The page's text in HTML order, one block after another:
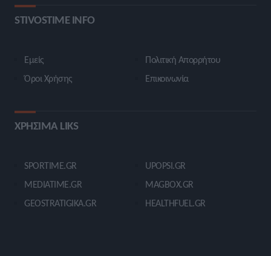
STIVOSTIME INFO
Εμείς
Όροι Χρήσης
Πολιτική Απορρήτου
Επικοινωνία
ΧΡΗΣΙΜΑ LIKS
SPORTIME.GR
MEDIATIME.GR
GEOSTRATIGIKA.GR
UPOPSI.GR
MAGBOX.GR
HEALTHFUEL.GR